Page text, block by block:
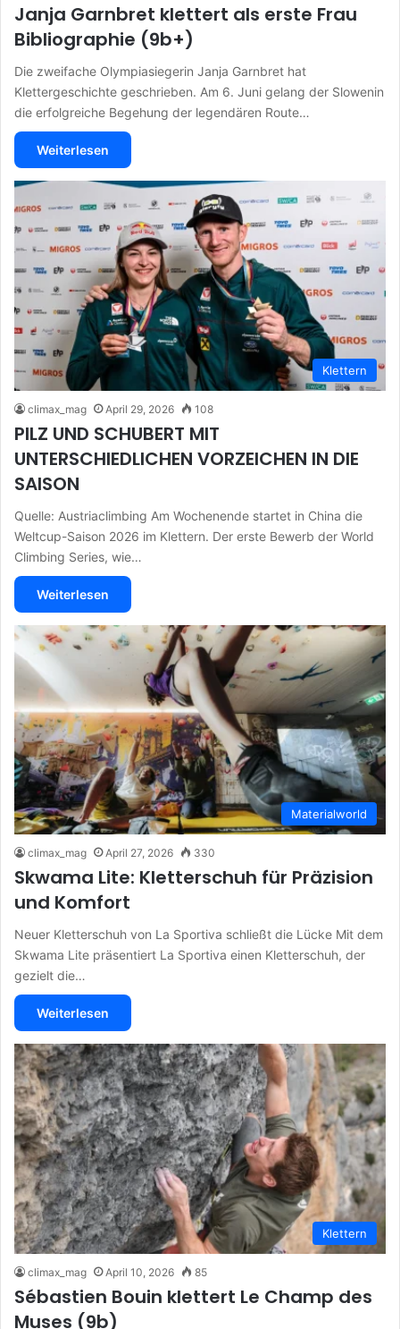
Janja Garnbret klettert als erste Frau
Bibliographie (9b+)
Die zweifache Olympiasiegerin Janja Garnbret hat
Klettergeschichte geschrieben. Am 6. Juni gelang der Slowenin
die erfolgreiche Begehung der legendären Route…
Weiterlesen
Klettern
climax_mag April 29, 2026 108
PILZ UND SCHUBERT MIT
UNTERSCHIEDLICHEN VORZEICHEN IN DIE
SAISON
Quelle: Austriaclimbing Am Wochenende startet in China die
Weltcup-Saison 2026 im Klettern. Der erste Bewerb der World
Climbing Series, wie…
Weiterlesen
Materialworld
climax_mag April 27, 2026 330
Skwama Lite: Kletterschuh für Präzision
und Komfort
Neuer Kletterschuh von La Sportiva schließt die Lücke Mit dem
Skwama Lite präsentiert La Sportiva einen Kletterschuh, der
gezielt die…
Weiterlesen
Klettern
climax_mag April 10, 2026 85
Sébastien Bouin klettert Le Champ des
Muses (9b)